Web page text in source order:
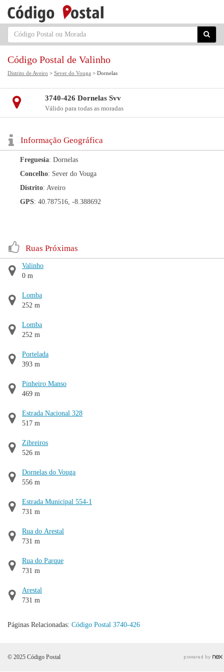
Código Postal de Valinho
Distrito de Aveiro > Sever do Vouga > Dornelas
3740-426 Dornelas Svv
Válido para todas as moradas
Informação Geográfica
Freguesia: Dornelas
Concelho: Sever do Vouga
Distrito: Aveiro
GPS: 40.787516, -8.388692
Ruas Próximas
Valinho
0 m
Lomba
252 m
Lomba
252 m
Portelada
393 m
Pinheiro Manso
469 m
Estrada Nacional 328
517 m
Zibreiros
526 m
Dornelas do Vouga
556 m
Estrada Municipal 554-1
731 m
Rua do Arestal
731 m
Rua do Parque
731 m
Arestal
731 m
Páginas Relacionadas: Código Postal 3740-426
© 2025 Código Postal